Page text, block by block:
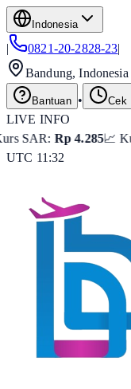
Indonesia
| 0821-20-2828-23|
Bandung, Indonesia
Bantuan • Cek
LIVE INFO
📈 Kurs USD:Rp
UTC 11:32